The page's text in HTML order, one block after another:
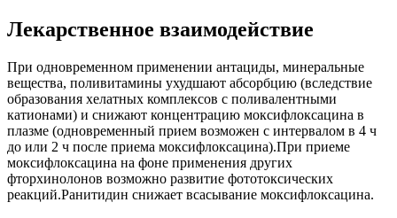
Лекарственное взаимодействие
При одновременном применении антациды, минеральные
вещества, поливитамины ухудшают абсорбцию (вследствие
образования хелатных комплексов с поливалентными
катионами) и снижают концентрацию моксифлоксацина в
плазме (одновременный прием возможен с интервалом в 4 ч
до или 2 ч после приема моксифлоксацина).При приеме
моксифлоксацина на фоне применения других
фторхинолонов возможно развитие фототоксических
реакций.Ранитидин снижает всасывание моксифлоксацина.